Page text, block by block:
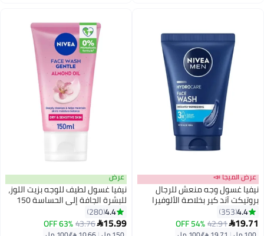
عرض الميجا 📣
نيفيا غسول وجه منعش للرجال
بروتيكت آند كير بخلاصة الألوفيرا
100ملليلتر4.4
353
19.71
42.91
54% OFF #5 في كريم ليلي
أقل سعر في 7 يوم
عرض
نيفيا غسول لطيف للوجه بزيت اللوز،
للبشرة الجافة إلى الحساسة 150
مل 150ملليلتر4.4
280
15.99
43.76
63% OFF #8 في كريم ليلي
أقل سعر في 7 يوم